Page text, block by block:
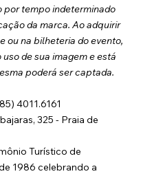
por tempo indeterminado
da marca. Ao adquirir
ou na bilheteria do evento,
de sua imagem e está
poderá ser captada.
4011.6161
325 - Praia de
Turístico de
1986 celebrando a